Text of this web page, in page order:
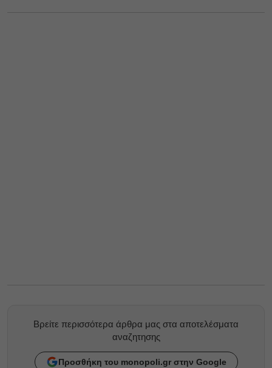
Βρείτε περισσότερα άρθρα μας στα αποτελέσματα
αναζητησης
Προσθήκη του monopoli.gr στην Google